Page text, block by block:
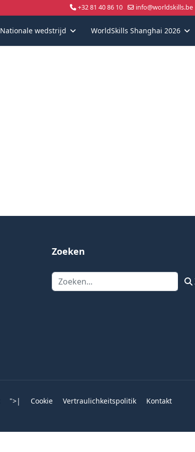
+32 81 40 86 10 info@worldskills.be
Nationale wedstrijd WorldSkills Shanghai 2026
Zoeken
Zoeken
">| Cookie Vertraulichkeitspolitik
Kontakt